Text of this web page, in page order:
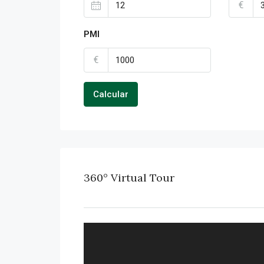
€
PMI
€
Calcular
360° Virtual Tour